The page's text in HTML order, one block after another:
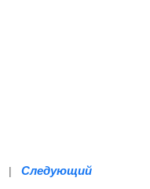
| Следующий